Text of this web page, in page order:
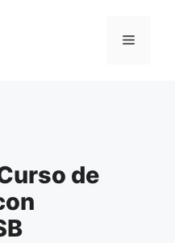
Menú
de